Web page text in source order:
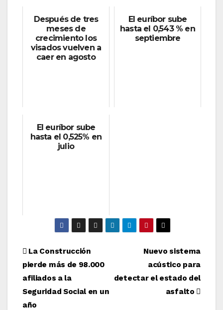
Después de tres
meses de
crecimiento los
visados vuelven a
caer en agosto
El euríbor sube
hasta el 0,543 % en
septiembre
El euríbor sube
hasta el 0,525% en
julio
Navegación
de
entradas
Nuevo sistema
acústico para
detectar el estado del
asfalto
La Construcción
pierde más de 98.000
afiliados a la
Seguridad Social en un
año